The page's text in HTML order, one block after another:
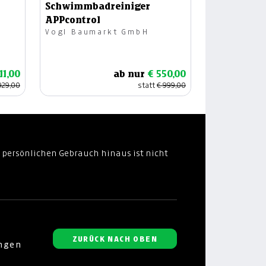
Schwimmbadreiniger
APPcontrol
Vogl Baumarkt GmbH
ab nur € 550,00
statt€ 999,00
Gebrauch hinaus ist nicht
ZURÜCK NACH OBEN